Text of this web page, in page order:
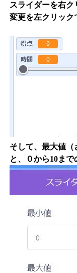
スライダーを右ク
変更を左クリック
そして、最大値（
と、０から10まで